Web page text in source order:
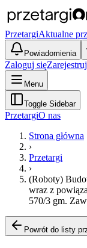
PrzetargiAktualne
Powiadomienia
Zaloguj się
Menu
Toggle Sidebar
PrzetargiO nas
Strona główna
›
Przetargi
›
(Roboty)
wraz z
570/3 gm.
Powrót do listy